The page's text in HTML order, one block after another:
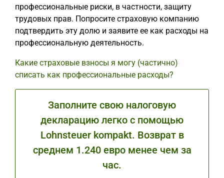
профессиональные риски, в частности, защиту
трудовых прав. Попросите страховую компанию
подтвердить эту долю и заявите ее как расходы на
профессиональную деятельность.
Какие страховые взносы я могу (частично)
списать как профессиональные расходы?
Заполните свою налоговую
декларацию легко с помощью
Lohnsteuer kompakt. Возврат в
среднем 1.240 евро менее чем за
час.